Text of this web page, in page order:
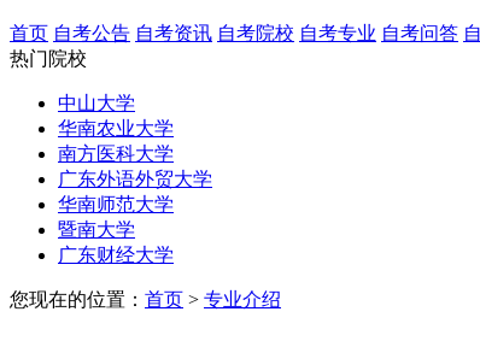
首页 自考公告 自考资讯 自考院校 自考专业 自考问答
热门院校
中山大学
华南农业大学
南方医科大学
广东外语外贸大学
华南师范大学
暨南大学
广东财经大学
您现在的位置： 首页 > 专业介绍